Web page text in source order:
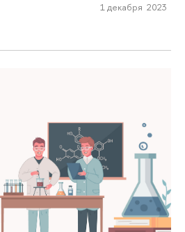
1 декабря 2023